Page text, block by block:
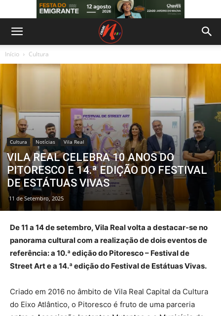
Início Cultura
Cultura Notícias Vila Real
VILA REAL CELEBRA 10 ANOS DO
PITORESCO E 14.ª EDIÇÃO DO FESTIVAL
DE ESTÁTUAS VIVAS
11 de Setembro, 2025
De 11 a 14 de setembro, Vila Real volta a destacar-se no
panorama cultural com a realização de dois eventos de
referência: a 10.ª edição do Pitoresco – Festival de
Street Art e a 14.ª edição do Festival de Estátuas Vivas.
Criado em 2016 no âmbito de Vila Real Capital da Cultura
do Eixo Atlântico, o Pitoresco é fruto de uma parceria